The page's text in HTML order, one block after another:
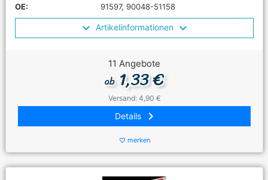
OE:
91597, 90048-51158
Artikelinformationen
11 Angebote
ab1,33 €
Versand: 4,90 €
Details keyboard_arrow_right
favorite_border merken